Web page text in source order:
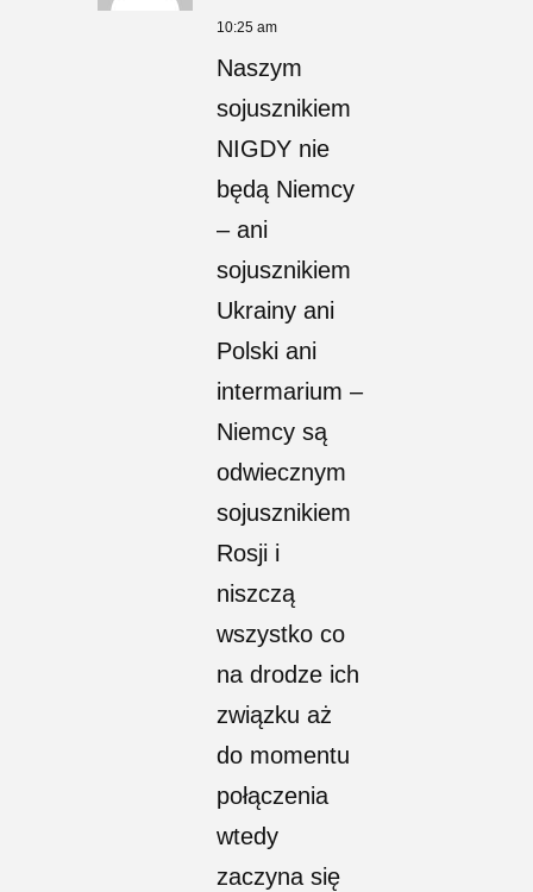
10:25 am
Naszym
sojusznikiem
NIGDY nie
będą Niemcy
– ani
sojusznikiem
Ukrainy ani
Polski ani
intermarium –
Niemcy są
odwiecznym
sojusznikiem
Rosji i
niszczą
wszystko co
na drodze ich
związku aż
do momentu
połączenia
wtedy
zaczyna się